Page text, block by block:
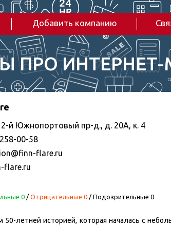
Добавить компанию
ПРО
й Южнопортовый пр-д., д. 20A, к. 4
00-58
flare.ru
flare.ru
0/ Отрицательные 0/ Подозрительные 0
50-летней историей, которая началась с